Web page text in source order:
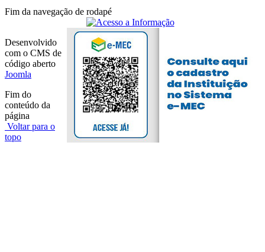
Fim da navegação de rodapé
Desenvolvido
com o CMS de
código aberto
Joomla
Fim do
conteúdo da
página
Voltar para o
topo